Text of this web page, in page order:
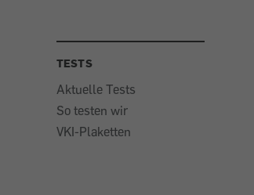
TESTS
Aktuelle Tests
So testen wir
VKI-Plaketten